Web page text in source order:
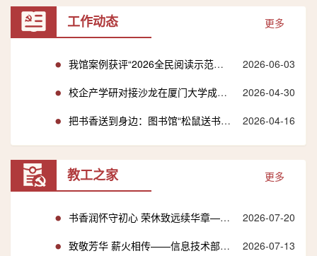
工作动态 更多
我馆案例获评“2026全民阅读示范案例”
2026-06-03
校企产学研对接沙龙在厦门大学成功举行
2026-04-30
把书香送到身边：图书馆“松鼠送书”全面升级
2026-04-16
教工之家 更多
书香润怀守初心 荣休致远续华章——图书馆举办侯利标同志荣休...
2026-07-20
致敬芳华 薪火相传——信息技术部举办李育红老师荣休茶话会
2026-07-13